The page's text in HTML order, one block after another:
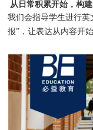
从日常积累开始，构
我们会指导学生进行英
报”，让表达从内容开